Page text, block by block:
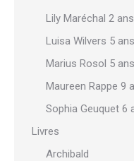
Lily Maréchal 2 ans
Luisa Wilvers 5 ans
Marius Rosol 5 ans
Maureen Rappe 9
Sophia Geuquet 6
Livres
Archibald